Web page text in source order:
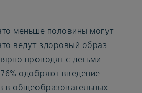
меньше половины могут
ведут здоровый образ
проводят с детьми
одобряют введение
в общеобразовательных